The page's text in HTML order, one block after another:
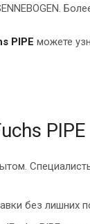
PIPE можете
без лишних